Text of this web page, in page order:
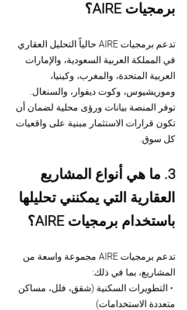
برمجيات AIRE؟
تدعم برمجيات AIRE حالياً التحليل العقاري
في المملكة العربية السعودية، والإمارات
العربية المتحدة، والمغرب، وكينيا،
وموريشيوس، وكوت ديفوار، والسنغال.
توفر المنصة بيانات ورؤى محلية لضمان أن
تكون قرارات الاستثمار مبنية على واقعيات
كل سوق.
3. ما هي أنواع المشاريع
العقارية التي يمكنني تحليلها
باستخدام برمجيات AIRE؟
تدعم برمجيات AIRE مجموعة واسعة من
المشاريع، بما في ذلك:
• التطويرات السكنية (شقق، فلل، مساكن
متعددة الاستخدامات)